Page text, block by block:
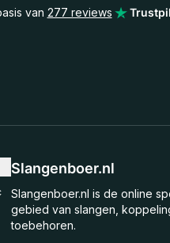
van 277 reviews
Slangenboer.nl
Slangenboer.nl is de online
gebied van slangen,
toebehoren.